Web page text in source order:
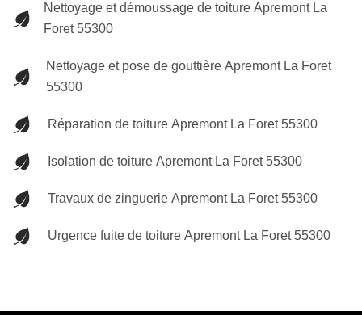
Nettoyage et démoussage de toiture Apremont La
Foret 55300
Nettoyage et pose de gouttière Apremont La Foret
55300
Réparation de toiture Apremont La Foret 55300
Isolation de toiture Apremont La Foret 55300
Travaux de zinguerie Apremont La Foret 55300
Urgence fuite de toiture Apremont La Foret 55300